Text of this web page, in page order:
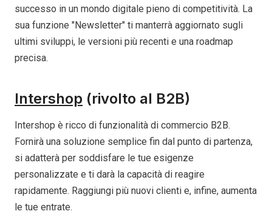
successo in un mondo digitale pieno di competitività. La
sua funzione "Newsletter" ti manterrà aggiornato sugli
ultimi sviluppi, le versioni più recenti e una roadmap
precisa.
Intershop (rivolto al B2B)
Intershop è ricco di funzionalità di commercio B2B.
Fornirà una soluzione semplice fin dal punto di partenza,
si adatterà per soddisfare le tue esigenze
personalizzate e ti darà la capacità di reagire
rapidamente. Raggiungi più nuovi clienti e, infine, aumenta
le tue entrate.